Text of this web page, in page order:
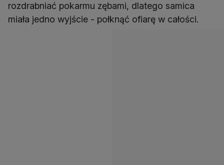
rozdrabniać pokarmu zębami, dlatego samica
miała jedno wyjście - połknąć ofiarę w całości.